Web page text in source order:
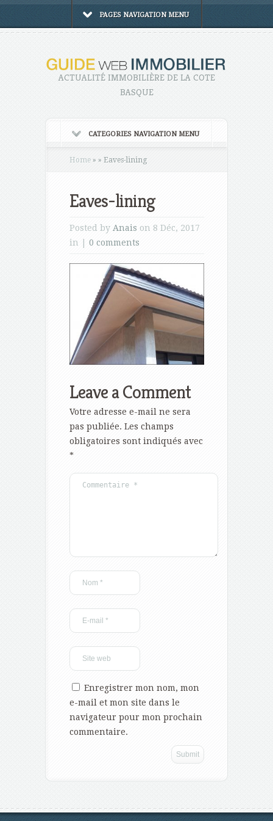
PAGES NAVIGATION MENU
ACTUALITÉ IMMOBILIÈRE DE LA COTE
BASQUE
CATEGORIES NAVIGATION MENU
Home » » Eaves-lining
Eaves-lining
Posted by Anais on 8 Déc, 2017
in | 0 comments
Leave a Comment
Votre adresse e-mail ne sera
pas publiée. Les champs
obligatoires sont indiqués avec
*
Enregistrer mon nom, mon
e-mail et mon site dans le
navigateur pour mon prochain
commentaire.